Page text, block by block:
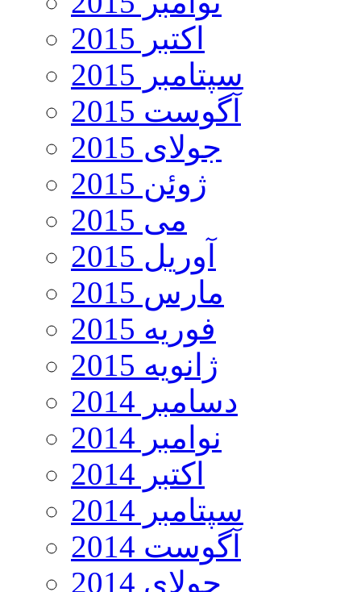
اکتبر 2015
سپتامبر 2015
آگوست 2015
جولای 2015
ژوئن 2015
می 2015
آوریل 2015
مارس 2015
فوریه 2015
ژانویه 2015
دسامبر 2014
نوامبر 2014
اکتبر 2014
سپتامبر 2014
آگوست 2014
جولای 2014